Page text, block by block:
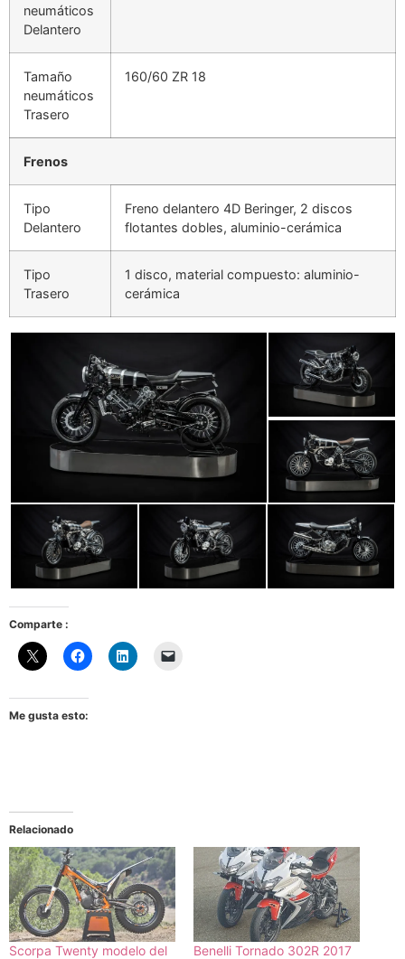
neumáticos
Delantero
Tamaño
neumáticos
Trasero
160/60 ZR 18
Frenos
Tipo
Delantero
Freno delantero 4D Beringer, 2 discos
flotantes dobles, aluminio-cerámica
Tipo
Trasero
1 disco, material compuesto: aluminio-
cerámica
Comparte :
Me gusta esto:
Relacionado
Scorpa Twenty modelo del
Benelli Tornado 302R 2017